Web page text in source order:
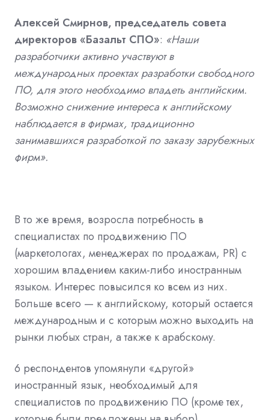
Алексей Смирнов, председатель совета
директоров «Базальт СПО»: «Наши
разработчики активно участвуют в
международных проектах разработки свободного
ПО, для этого необходимо владеть английским.
Возможно снижение интереса к английскому
наблюдается в фирмах, традиционно
занимавшихся разработкой по заказу зарубежных
фирм».
В то же время, возросла потребность в
специалистах по продвижению ПО
(маркетологах, менеджерах по продажам, PR) с
хорошим владением каким-либо иностранным
языком. Интерес повысился ко всем из них.
Больше всего — к английскому, который остается
международным и с которым можно выходить на
рынки любых стран, а также к арабскому.
6 респондентов упомянули «другой»
иностранный язык, необходимый для
специалистов по продвижению ПО (кроме тех,